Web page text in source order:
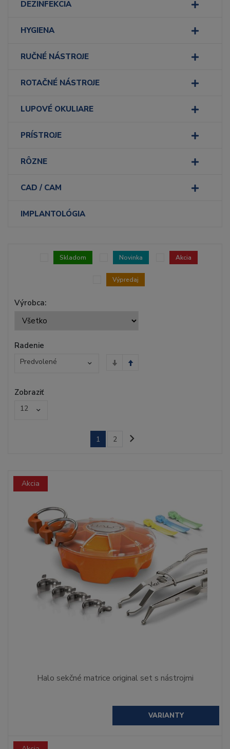
DEZINFEKCIA
HYGIENA
RUČNÉ NÁSTROJE
ROTAČNÉ NÁSTROJE
LUPOVÉ OKULIARE
PRÍSTROJE
RÔZNE
CAD / CAM
IMPLANTOLÓGIA
Výrobca:
Skladom Novinka Akcia
Výpredaj
Radenie
Predvolené
Zobraziť
12
1 2
Akcia
Halo sekčné matrice original set s nástrojmi
VARIANTY